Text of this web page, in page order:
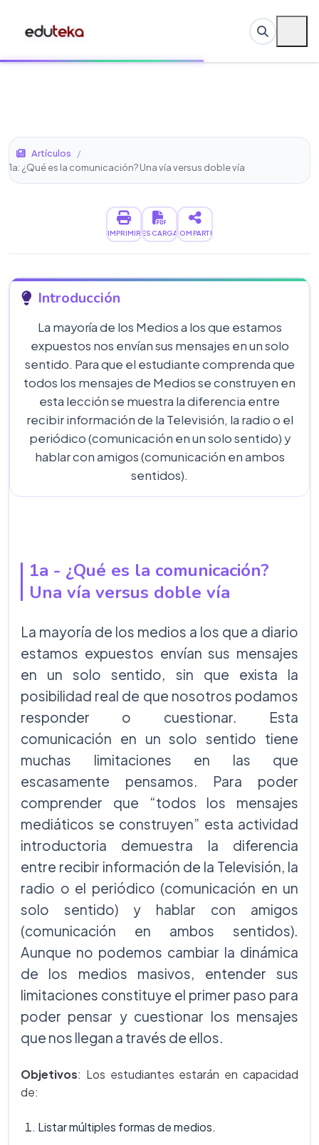
Artículos
/
1a: ¿Qué es la comunicación? Una vía versus doble vía
IMPRIMIRDESCARGARCOMPARTIR
Introducción
La mayoría de los Medios a los que estamos
expuestos nos envían sus mensajes en un solo
sentido. Para que el estudiante comprenda que
todos los mensajes de Medios se construyen en
esta lección se muestra la diferencia entre
recibir información de la Televisión, la radio o el
periódico (comunicación en un solo sentido) y
hablar con amigos (comunicación en ambos
sentidos).
1a - ¿Qué es la comunicación?
Una vía versus doble vía
La mayoría de los medios a los que a diario
estamos expuestos envían sus mensajes
en un solo sentido, sin que exista la
posibilidad real de que nosotros podamos
responder o cuestionar. Esta
comunicación en un solo sentido tiene
muchas limitaciones en las que
escasamente pensamos. Para poder
comprender que “todos los mensajes
mediáticos se construyen” esta actividad
introductoria demuestra la diferencia
entre recibir información de la Televisión, la
radio o el periódico (comunicación en un
solo sentido) y hablar con amigos
(comunicación en ambos sentidos).
Aunque no podemos cambiar la dinámica
de los medios masivos, entender sus
limitaciones constituye el primer paso para
poder pensar y cuestionar los mensajes
que nos llegan a través de ellos.
Objetivos: Los estudiantes estarán en capacidad
de:
Listar múltiples formas de medios.